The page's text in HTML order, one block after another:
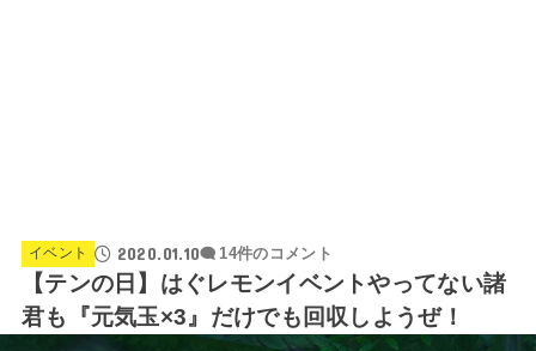
イベント 2020.01.10 14件のコメント
【テンの日】はぐレモンイベントやってない諸
君も『元気玉×3』だけでも回収しようぜ！